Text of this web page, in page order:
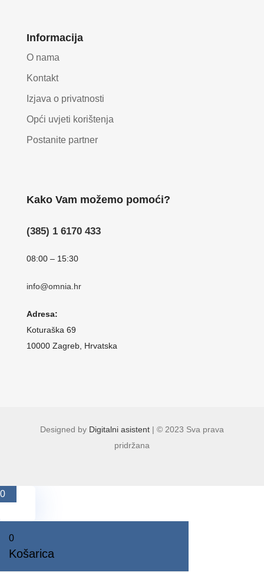
Informacija
O nama
Kontakt
Izjava o privatnosti
Opći uvjeti korištenja
Postanite partner
Kako Vam možemo pomoći?
(385) 1 6170 433
08:00 – 15:30
info@omnia.hr
Adresa:
Koturaška 69
10000 Zagreb, Hrvatska
Designed by Digitalni asistent| © 2023 Sva prava
pridržana
0
0
Košarica